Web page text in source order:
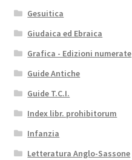
Gesuitica
Giudaica ed Ebraica
Grafica - Edizioni numerate
Guide Antiche
Guide T.C.I.
Index libr. prohibitorum
Infanzia
Letteratura Anglo-Sassone